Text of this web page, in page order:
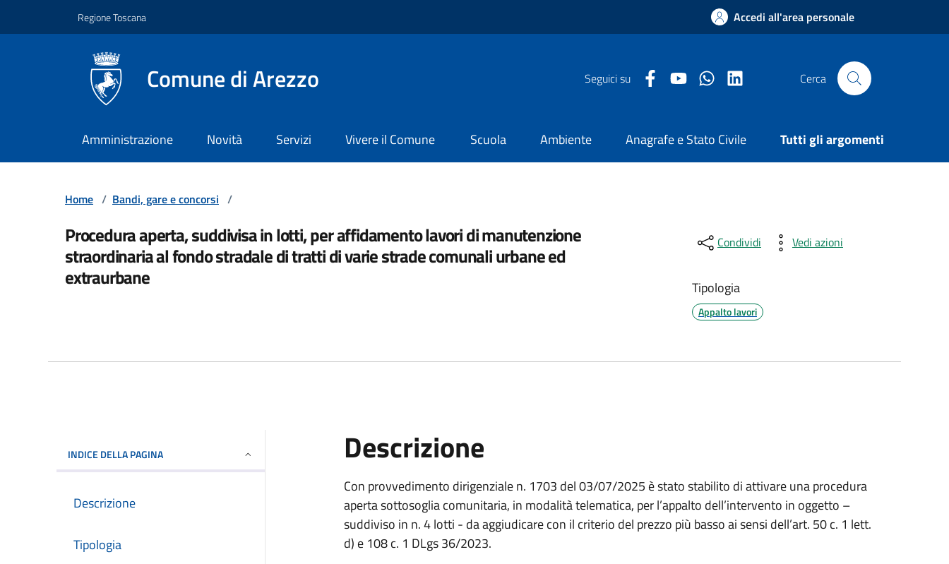
Regione Toscana Accedi all'area personale
Comune di Arezzo Seguici su Facebook Comune di Arezzo
Youtube Comune di Arezzo
Twitter Comune di Arezzo
LinkedIn Comune di Arezzo
Cerca
Amministrazione Novità Servizi Vivere il Comune Scuola Ambiente Anagrafe e Stato Civile Tutti gli argomenti
Home / Bandi, gare e concorsi /
Procedura aperta, suddivisa in lotti, per affidamento lavori di manutenzione
straordinaria al fondo stradale di tratti di varie strade comunali urbane ed
extraurbane
Condividi Vedi azioni
Tipologia
Appalto lavori
INDICE DELLA PAGINA
Descrizione
Tipologia
Descrizione
Descrizione Bando
Con provvedimento dirigenziale n. 1703 del 03/07/2025 è stato stabilito di attivare una procedura
aperta sottosoglia comunitaria, in modalità telematica, per l’appalto dell’intervento in oggetto –
suddiviso in n. 4 lotti - da aggiudicare con il criterio del prezzo più basso ai sensi dell’art. 50 c. 1 lett.
d) e 108 c. 1 DLgs 36/2023.